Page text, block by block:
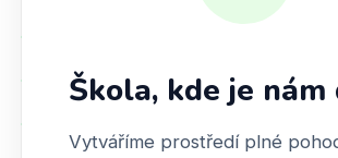
Škola, kde je nám
Vytváříme prostředí plné